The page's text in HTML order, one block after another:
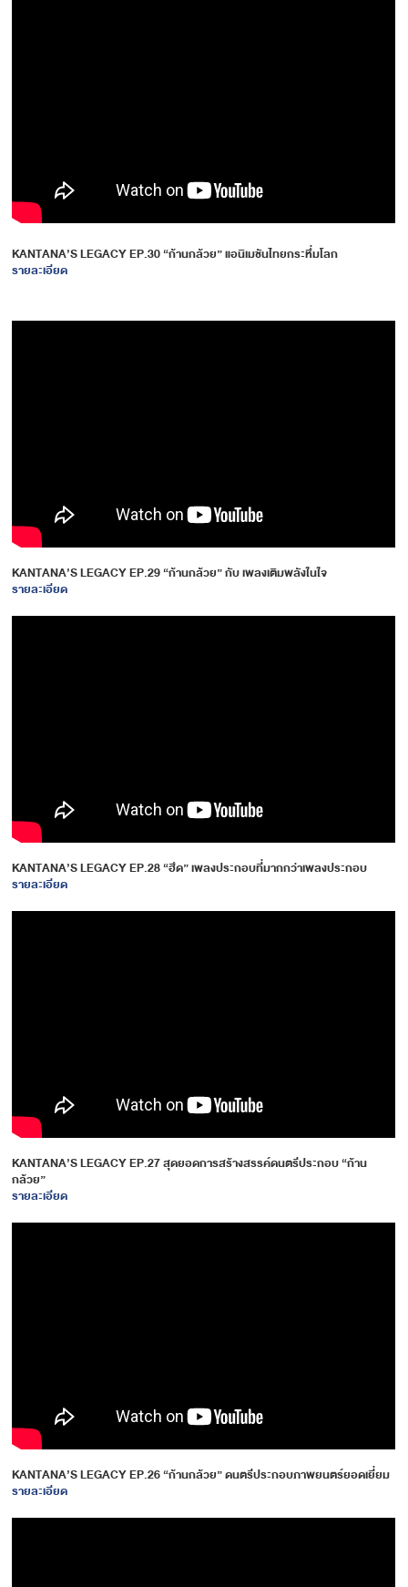
KANTANA’S LEGACY EP.30 “ก้านกล้วย” แอนิเมชันไทยกระหึ่มโลก
รายละเอียด
KANTANA’S LEGACY EP.29 “ก้านกล้วย” กับ เพลงเติมพลังในใจ
รายละเอียด
KANTANA’S LEGACY EP.28 “ฮึด” เพลงประกอบที่มากกว่าเพลงประกอบ
รายละเอียด
KANTANA’S LEGACY EP.27 สุดยอดการสร้างสรรค์ดนตรีประกอบ “ก้าน
กล้วย”
รายละเอียด
KANTANA’S LEGACY EP.26 “ก้านกล้วย” ดนตรีประกอบภาพยนตร์ยอดเยี่ยม
รายละเอียด